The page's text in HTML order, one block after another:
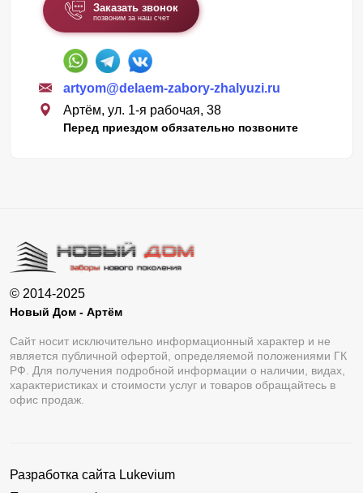
Заказать звонок
позвоним за наш счет
artyom@delaem-zabory-zhalyuzi.ru
Артём, ул. 1-я рабочая, 38
Перед приездом обязательно позвоните
© 2014-2025
Новый Дом - Артём
Сайт носит исключительно информационный характер и не
является публичной офертой, определяемой положениями ГК
РФ. Для получения подробной информации о наличии, видах,
характеристиках и стоимости услуг и товаров обращайтесь в
офис продаж.
Разработка сайта Lukevium